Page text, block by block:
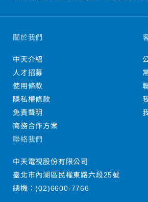
關於我們
中天介紹
人才招募
使用條款
隱私權條款
免責聲明
商務合作方案
聯絡我們
中天電視股份有限公司
臺北市內湖區民權東路六段25號
總機：(02)6600-7766